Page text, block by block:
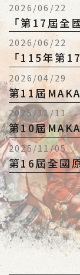
2026/06/22
「第17屆全
章
2026/06/22
「115年第
與文學論壇
2026/04/29
第11屆
2025/11/11
第10屆
2025/11/05
第16屆全國